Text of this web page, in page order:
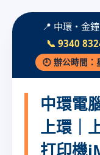
📍 中環・金
📞 9340
🕘 辦公時間：
中環電
上環｜
打印機